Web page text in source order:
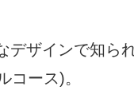
デザインで知ら
コース)。